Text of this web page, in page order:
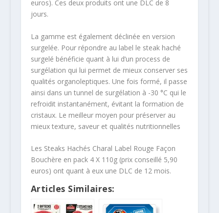
euros). Ces deux produits ont une DLC de 8
jours.
La gamme est également déclinée en version
surgelée. Pour répondre au label le steak haché
surgelé bénéficie quant à lui d’un process de
surgélation qui lui permet de mieux conserver ses
qualités organoleptiques. Une fois formé, il passe
ainsi dans un tunnel de surgélation à -30 °C qui le
refroidit instantanément, évitant la formation de
cristaux. Le meilleur moyen pour préserver au
mieux texture, saveur et qualités nutritionnelles
Les Steaks Hachés Charal Label Rouge Façon
Bouchère en pack 4 X 110g (prix conseillé 5,90
euros) ont quant à eux une DLC de 12 mois.
Articles Similaires: